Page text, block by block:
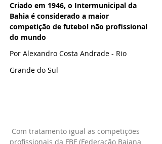
Criado em 1946, o Intermunicipal da
Bahia é considerado a maior
competição de futebol não profissional
do mundo
Por Alexandro Costa Andrade - Rio
Grande do Sul
profissionais da FBF (Federação Baiana